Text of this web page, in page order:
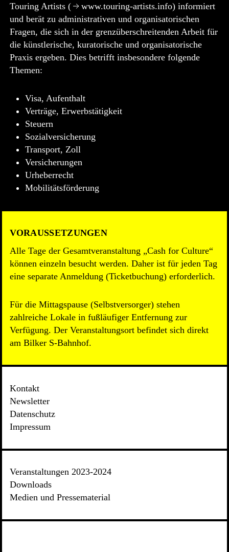
Touring Artists (
www.touring-artists.info) informiert
und berät zu administrativen und organisatorischen
Fragen, die sich in der grenzüberschreitenden Arbeit für
die künstlerische, kuratorische und organisatorische
Praxis ergeben. Dies betrifft insbesondere folgende
Themen:
Visa, Aufenthalt
Verträge, Erwerbstätigkeit
Steuern
Sozialversicherung
Transport, Zoll
Versicherungen
Urheberrecht
Mobilitätsförderung
VORAUSSETZUNGEN
Alle Tage der Gesamtveranstaltung „Cash for Culture“
können einzeln besucht werden. Daher ist für jeden Tag
eine separate Anmeldung (Ticketbuchung) erforderlich.
Für die Mittagspause (Selbstversorger) stehen
zahlreiche Lokale in fußläufiger Entfernung zur
Verfügung. Der Veranstaltungsort befindet sich direkt
am Bilker S-Bahnhof.
Kontakt
Newsletter
Datenschutz
Impressum
Veranstaltungen 2023-2024
Downloads
Medien und Pressematerial